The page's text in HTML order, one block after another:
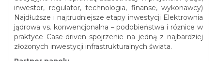
inwestor, regulator, technologia, finanse, wykonawcy)
Najdłuższe i najtrudniejsze etapy inwestycji Elektrownia
jądrowa vs. konwencjonalna – podobieństwa i różnice w
praktyce Case-driven spojrzenie na jedną z najbardziej
złożonych inwestycji infrastrukturalnych świata.